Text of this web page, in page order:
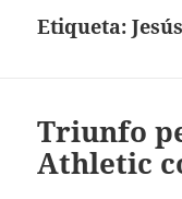
Etiqueta:
Triunfo
Athletic